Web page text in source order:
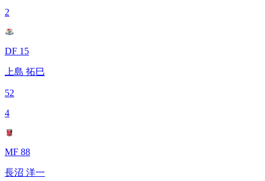
2
DF 15
上島 拓巳
52
4
MF 88
長沼 洋一